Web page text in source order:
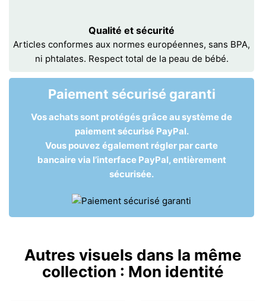
Qualité et sécurité
Articles conformes aux normes européennes, sans BPA,
ni phtalates. Respect total de la peau de bébé.
Paiement sécurisé garanti
Vos achats sont protégés grâce au système de
paiement sécurisé PayPal.
Vous pouvez également régler par carte
bancaire via l’interface PayPal, entièrement
sécurisée.
Autres visuels dans la même
collection : Mon identité